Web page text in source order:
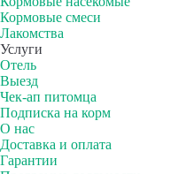
Кормовые смеси
Лакомства
Услуги
Отель
Выезд
Чек-ап питомца
Подписка на корм
О нас
Доставка и оплата
Гарантии